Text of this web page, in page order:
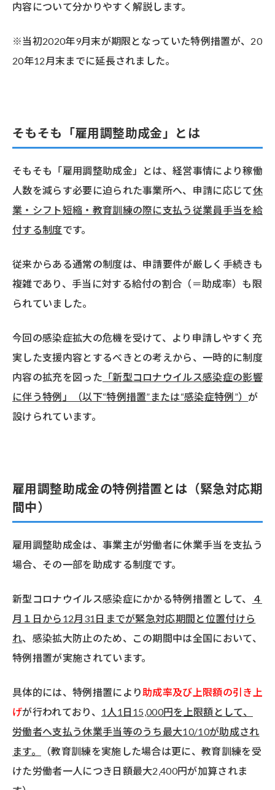
内容について分かりやすく解説します。
※当初2020年9月末が期限となっていた特例措置が、20
20年12月末までに延長されました。
そもそも「雇用調整助成金」とは
そもそも「雇用調整助成金」とは、経営事情により稼働
人数を減らす必要に迫られた事業所へ、申請に応じて休
業・シフト短縮・教育訓練の際に支払う従業員手当を給
付する制度です。
従来からある通常の制度は、申請要件が厳しく手続きも
複雑であり、手当に対する給付の割合（＝助成率）も限
られていました。
今回の感染症拡大の危機を受けて、より申請しやすく充
実した支援内容とするべきとの考えから、一時的に制度
内容の拡充を図った 「新型コロナウイルス感染症の影響
に伴う特例」（以下“特例措置”または“感染症特例”）が
設けられています。
雇用調整助成金の特例措置とは（緊急対応期
間中）
雇用調整助成金は、事業主が労働者に休業手当を支払う
場合、その一部を助成する制度です。
新型コロナウイルス感染症にかかる特例措置として、
４
月１日から12月31日までが緊急対応期間と位置付けら
れ、感染拡大防止のため、この期間中は全国において、
特例措置が実施されています。
具体的には、特例措置により助成率及び上限額の引き上
げが行われており、 1人1日15,000円を上限額として、
労働者へ支払う休業手当等のうち最大10/10が助成され
ます。
（教育訓練を実施した場合は更に、教育訓練を受
けた労働者一人につき日額最大2,400円が加算されま